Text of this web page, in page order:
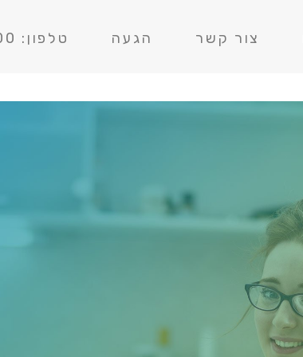
טלפון: 037715000 הגעה צור קשר